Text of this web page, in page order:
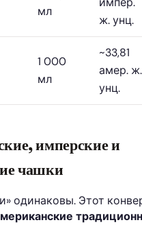
мл
ж. унц.
1 000
мл
~33,81
амер. ж.
унц.
имперские и
чашки
одинаковы. Этот